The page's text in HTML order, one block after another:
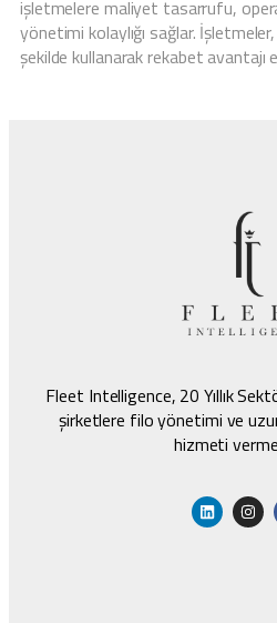
işletmelere maliyet tasarrufu,
yönetimi kolaylığı sağlar.
şekilde kullanarak rekabet avantajı
Fleet Intelligence, 20 Yıllık
şirketlere filo yönetimi ve
hizmeti